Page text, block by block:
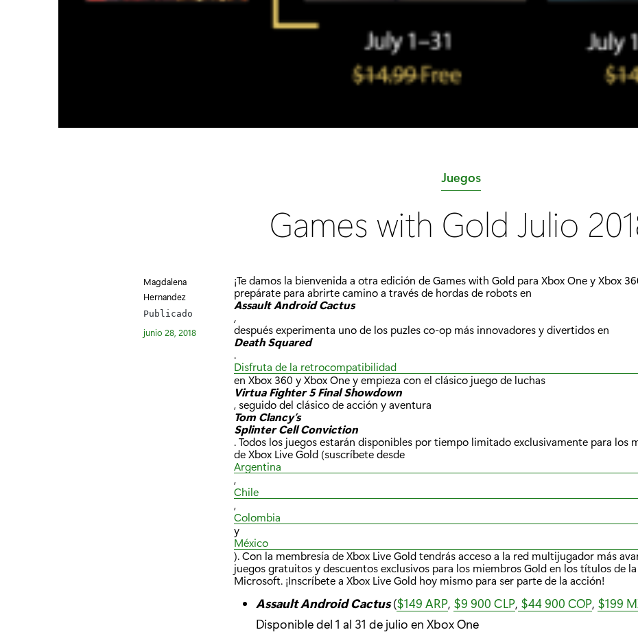
C
t
e
o
r
a
Juegos
Games with Gold Julio
Magdalena
Hernandez
Publicado
junio 28, 2018
¡Te damos la bienvenida a otra edición de Games with Gold para Xbox One y Xbox
prepárate para abrirte camino a través de hordas de robots en
Assault Android Cactus
,
después experimenta uno de los puzles co-op más innovadores y divertidos en
Death Squared
.
Disfruta de la retrocompatibilidad
en Xbox 360 y Xbox One y empieza con el clásico juego de luchas
Virtua Fighter 5 Final Showdown
, seguido del clásico de acción y aventura
Tom Clancy’s
Splinter Cell Conviction
. Todos los juegos estarán disponibles por tiempo limitado exclusivamente para los
de Xbox Live Gold (suscríbete desde
Argentina
,
Chile
,
Colombia
y
México
). Con la membresía de Xbox Live Gold tendrás acceso a la red multijugador más
juegos gratuitos y descuentos exclusivos para los miembros Gold en los títulos de la
Microsoft. ¡Inscríbete a Xbox Live Gold hoy mismo para ser parte de la acción!
Assault Android Cactus($149 ARP, $9 900 CLP, $44 900 COP, $199
Disponible del 1 al 31 de julio en Xbox One